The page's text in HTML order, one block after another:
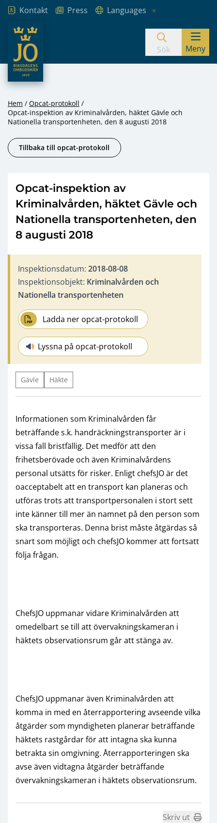
Hoppa till innehåll
Kontakt Press
Languages
JO – Riksdagens Ombudsmän
Sök Meny
Hem
Opcat-protokoll
Opcat-inspektion av Kriminalvården, häktet Gävle och
Nationella transportenheten, den 8 augusti 2018
Tillbaka till opcat-protokoll
Opcat-inspektion av
Kriminalvården, häktet Gävle och
Nationella transportenheten, den
8 augusti 2018
Inspektionsdatum: 2018-08-08
Inspektionsobjekt: Kriminalvården och
Nationella transportenheten
Ladda ner opcat-protokoll
Lyssna på opcat-protokoll
Gävle Häkte
Informationen som Kriminalvården får
beträffande s.k. handräckningstransporter är i
vissa fall bristfällig. Det medför att den
frihetsberövade och även Kriminalvårdens
personal utsätts för risker. Enligt chefsJO är det
oacceptabelt att en transport kan planeras och
utföras trots att transportpersonalen i stort sett
inte känner till mer än namnet på den person som
ska transporteras. Denna brist måste åtgärdas så
snart som möjligt och chefsJO kommer att fortsatt
följa frågan.
ChefsJO uppmanar vidare Kriminalvården att
omedelbart se till att övervakningskameran i
häktets observationsrum går att stänga av.
ChefsJO uppmanar även Kriminalvården att
komma in med en återrapportering avseende vilka
åtgärder som myndigheten planerar beträffande
häktets rastgårdar för att intagna ska kunna
betrakta sin omgivning. Återrapporteringen ska
avse även vidtagna åtgärder beträffande
övervakningskameran i häktets observationsrum.
Skriv ut